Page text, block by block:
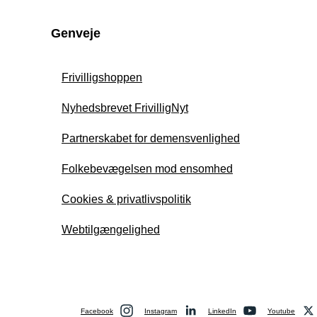
Genveje
Frivilligshoppen
Nyhedsbrevet FrivilligNyt
Partnerskabet for demensvenlighed
Folkebevægelsen mod ensomhed
Cookies & privatlivspolitik
Webtilgængelighed
Facebook Instagram LinkedIn Youtube